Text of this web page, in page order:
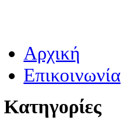
Αρχική
Επικοινωνία
Κατηγορίες